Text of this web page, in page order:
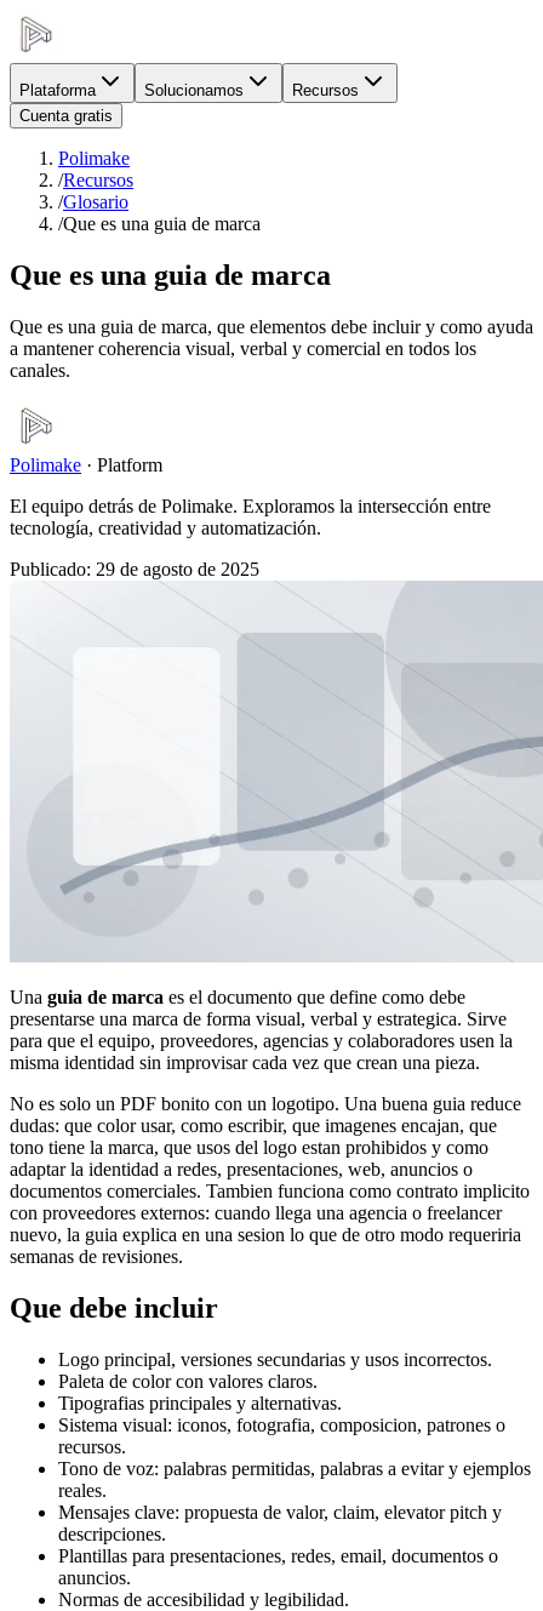
Plataforma Solucionamos
Recursos
Cuenta gratis
Polimake
/Recursos
/Glosario
/Que es una guia de marca
Que es una guia de marca
Que es una guia de marca, que elementos debe incluir y como ayuda
a mantener coherencia visual, verbal y comercial en todos los
canales.
Polimake · Platform
El equipo detrás de Polimake. Exploramos la intersección entre
tecnología, creatividad y automatización.
Publicado: 29 de agosto de 2025
Una guia de marca es el documento que define como debe
presentarse una marca de forma visual, verbal y estrategica. Sirve
para que el equipo, proveedores, agencias y colaboradores usen la
misma identidad sin improvisar cada vez que crean una pieza.
No es solo un PDF bonito con un logotipo. Una buena guia reduce
dudas: que color usar, como escribir, que imagenes encajan, que
tono tiene la marca, que usos del logo estan prohibidos y como
adaptar la identidad a redes, presentaciones, web, anuncios o
documentos comerciales. Tambien funciona como contrato implicito
con proveedores externos: cuando llega una agencia o freelancer
nuevo, la guia explica en una sesion lo que de otro modo requeriria
semanas de revisiones.
Que debe incluir
Logo principal, versiones secundarias y usos incorrectos.
Paleta de color con valores claros.
Tipografias principales y alternativas.
Sistema visual: iconos, fotografia, composicion, patrones o
recursos.
Tono de voz: palabras permitidas, palabras a evitar y ejemplos
reales.
Mensajes clave: propuesta de valor, claim, elevator pitch y
descripciones.
Plantillas para presentaciones, redes, email, documentos o
anuncios.
Normas de accesibilidad y legibilidad.